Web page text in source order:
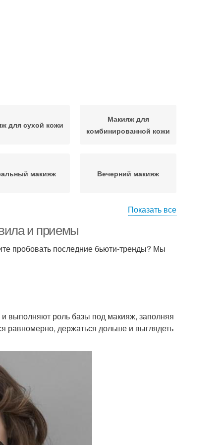
для сухой кожи
Макияж для
комбинированной кожи
макияж Вечерний макияж
Показать все
и приемы
пробовать последние бьюти-тренды? Мы
выполняют роль базы под макияж, заполняя
равномерно, держаться дольше и выглядеть